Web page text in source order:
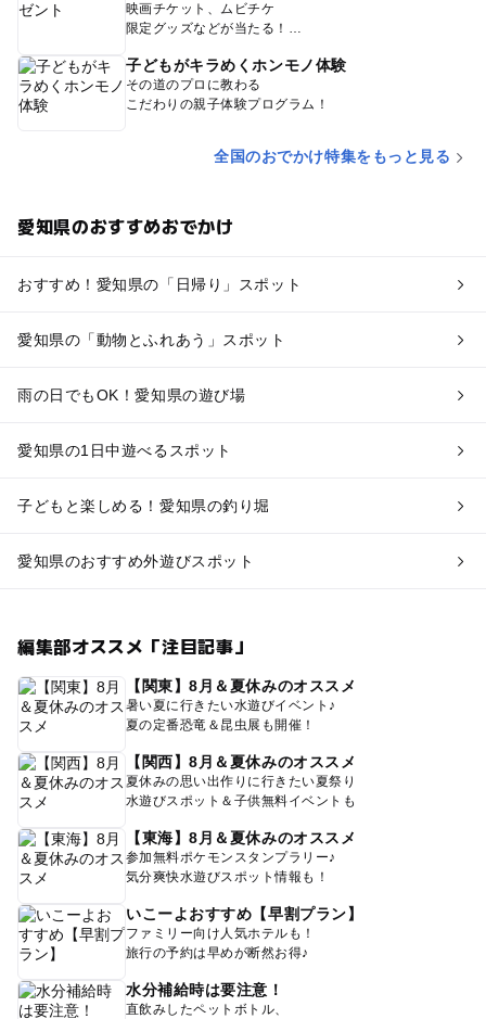
映画チケット、ムビチケ
限定グッズなどが当たる！
子どもがキラめくホンモノ体験
その道のプロに教わる
こだわりの親子体験プログラム！
全国のおでかけ特集をもっと見る
愛知県のおすすめおでかけ
おすすめ！愛知県の「日帰り」スポット
愛知県の「動物とふれあう」スポット
雨の日でもOK！愛知県の遊び場
愛知県の1日中遊べるスポット
子どもと楽しめる！愛知県の釣り堀
愛知県のおすすめ外遊びスポット
編集部オススメ「注目記事」
【関東】8月＆夏休みのオススメ
暑い夏に行きたい水遊びイベント♪
夏の定番恐竜＆昆虫展も開催！
【関西】8月＆夏休みのオススメ
夏休みの思い出作りに行きたい夏祭り
水遊びスポット＆子供無料イベントも
【東海】8月＆夏休みのオススメ
参加無料ポケモンスタンプラリー♪
気分爽快水遊びスポット情報も！
いこーよおすすめ【早割プラン】
ファミリー向け人気ホテルも！
旅行の予約は早めが断然お得♪
水分補給時は要注意！
直飲みしたペットボトル、